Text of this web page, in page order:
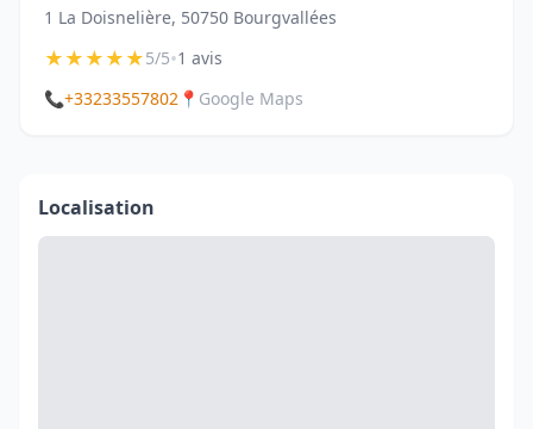
1 La Doisnelière, 50750 Bourgvallées
★★★★★5/5•1 avis
📞+33233557802 📍 Google Maps
Localisation